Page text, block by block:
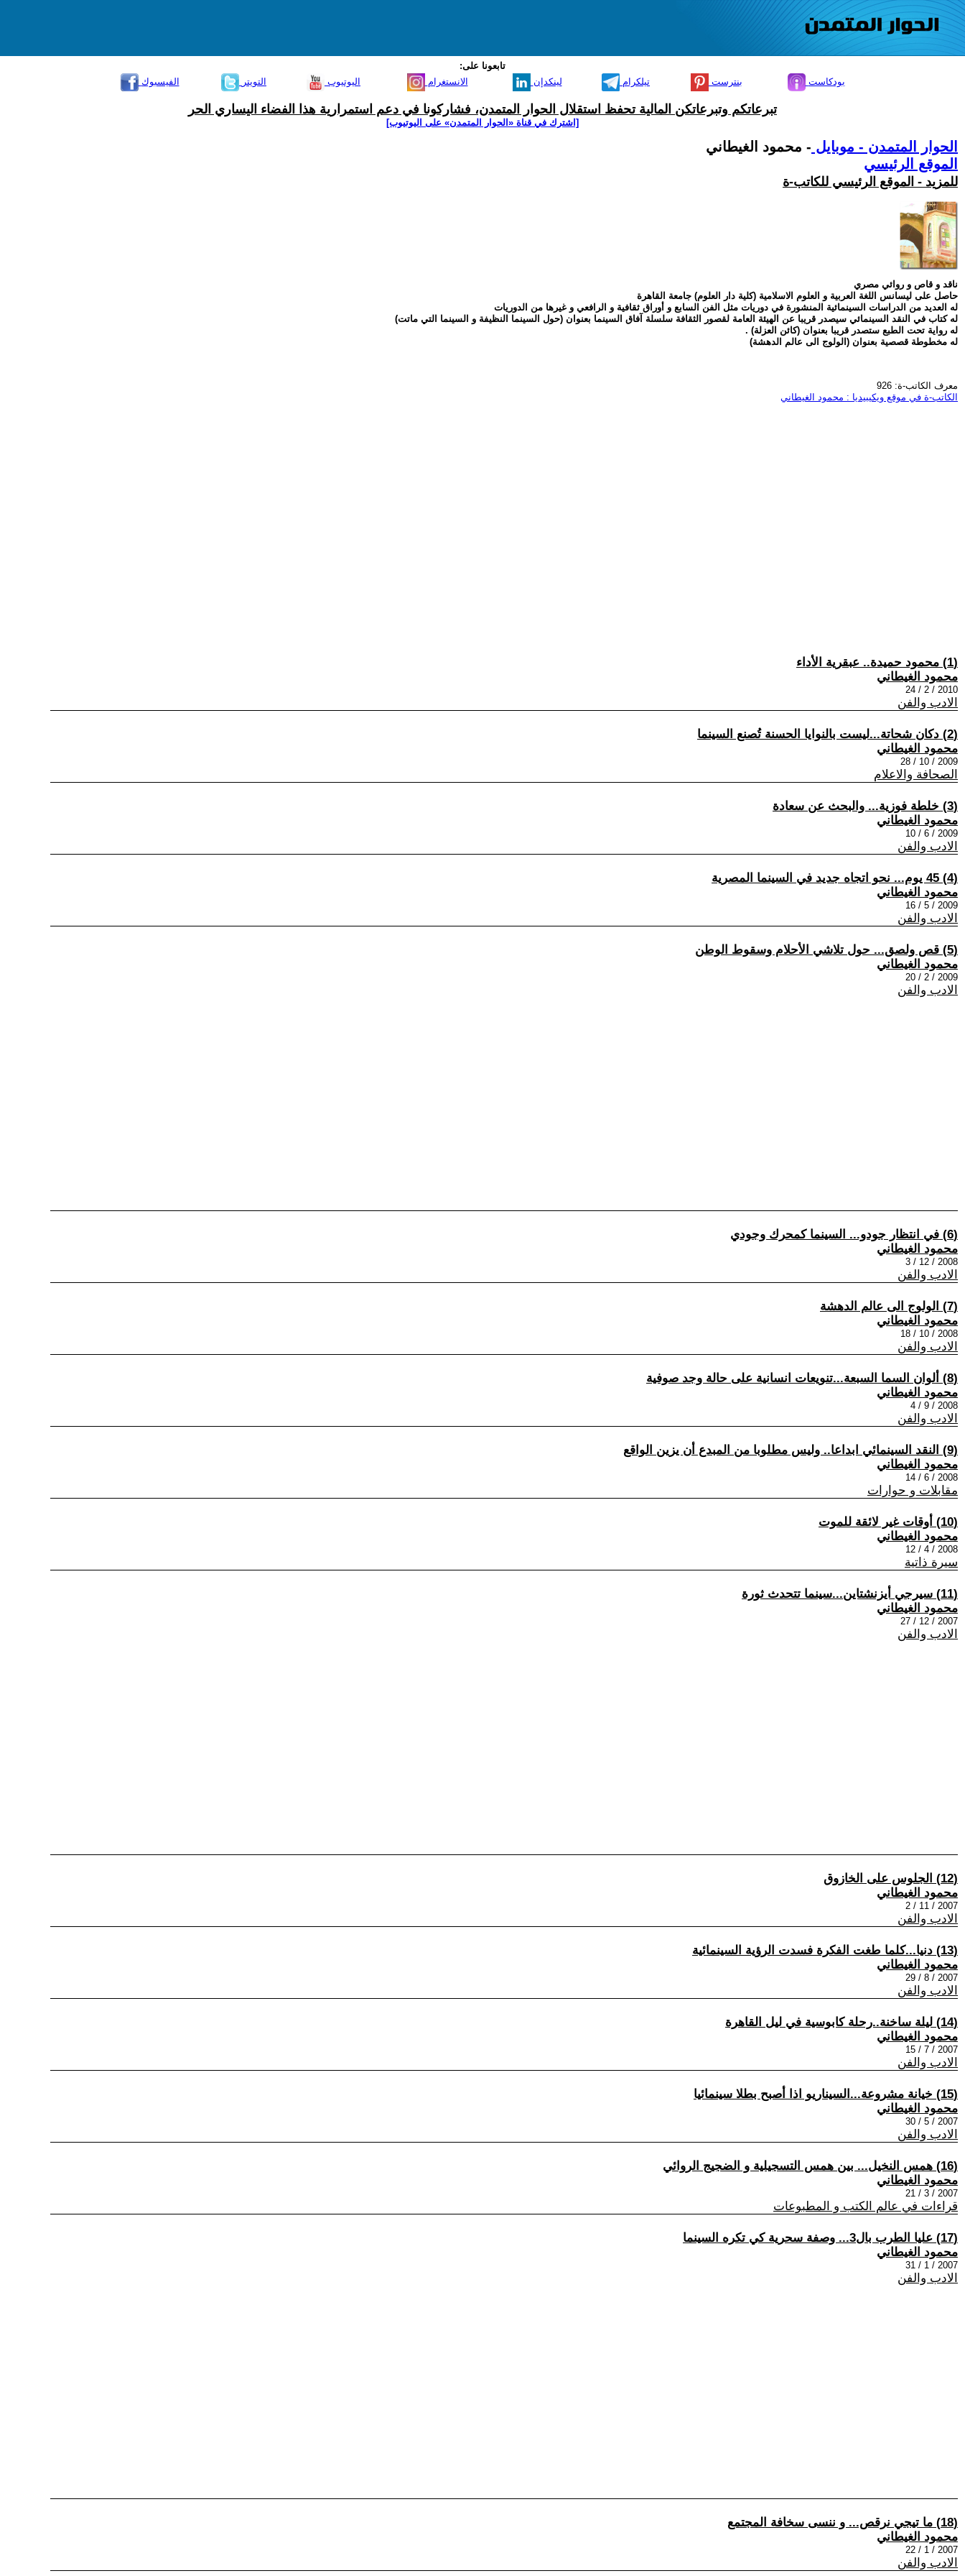
تابعونا على:
الفيسبوك
التويتر اليوتيوب الانستغرام لينكدإن تيلكرام بنترست بودكاست
تبرعاتكم وتبرعاتكن المالية تحفظ استقلال الحوار المتمدن، فشاركونا في دعم استمرارية هذا الفضاء اليساري الحر
[اشترك في قناة ‫«الحوار المتمدن» على اليوتيوب]
الحوار المتمدن - موبايل - محمود الغيطاني
الموقع الرئيسي
للمزيد - الموقع الرئيسي للكاتب-ة
ناقد و قاص و روائي مصري
حاصل على ليسانس اللغة العربية و العلوم الاسلامية (كلية دار العلوم) جامعة القاهرة
له العديد من الدراسات السينمائية المنشورة في دوريات مثل الفن السابع و أوراق ثقافية و الرافعي و غيرها من الدوريات
له كتاب في النقد السينمائي سيصدر قريبا عن الهيئة العامة لقصور الثقافة سلسلة آفاق السينما بعنوان (حول السينما النظيفة و السينما التي ماتت)
له رواية تحت الطبع ستصدر قريبا بعنوان (كائن العزلة) .
له مخطوطة قصصية بعنوان (الولوج الى عالم الدهشة)
معرف الكاتب-ة: 926
الكاتب-ة في موقع ويكيبيديا : محمود الغيطاني
(1) محمود حميدة.. عبقرية الأداء
محمود الغيطاني
2010 / 2 / 24
الادب والفن
(2) دكان شحاتة...ليست بالنوايا الحسنة تُصنع السينما
محمود الغيطاني
2009 / 10 / 28
الصحافة والاعلام
(3) خلطة فوزية... والبحث عن سعادة
محمود الغيطاني
2009 / 6 / 10
الادب والفن
(4) 45 يوم... نحو اتجاه جديد في السينما المصرية
محمود الغيطاني
2009 / 5 / 16
الادب والفن
(5) قص ولصق... حول تلاشي الأحلام وسقوط الوطن
محمود الغيطاني
2009 / 2 / 20
الادب والفن
(6) في انتظار جودو... السينما كمحرك وجودي
محمود الغيطاني
2008 / 12 / 3
الادب والفن
(7) الولوج الى عالم الدهشة
محمود الغيطاني
2008 / 10 / 18
الادب والفن
(8) ألوان السما السبعة...تنويعات انسانية على حالة وجد صوفية
محمود الغيطاني
2008 / 9 / 4
الادب والفن
(9) النقد السينمائي ابداعا.. وليس مطلوبا من المبدع أن يزين الواقع
محمود الغيطاني
2008 / 6 / 14
مقابلات و حوارات
(10) أوقات غير لائقة للموت
محمود الغيطاني
2008 / 4 / 12
سيرة ذاتية
(11) سيرجي أيزنشتاين...سينما تتحدث ثورة
محمود الغيطاني
2007 / 12 / 27
الادب والفن
(12) الجلوس على الخازوق
محمود الغيطاني
2007 / 11 / 2
الادب والفن
(13) دنيا...كلما طغت الفكرة فسدت الرؤية السينمائية
محمود الغيطاني
2007 / 8 / 29
الادب والفن
(14) ليلة ساخنة..رحلة كابوسية في ليل القاهرة
محمود الغيطاني
2007 / 7 / 15
الادب والفن
(15) خيانة مشروعة...السيناريو اذا أصبح بطلا سينمائيا
محمود الغيطاني
2007 / 5 / 30
الادب والفن
(16) همس النخيل... بين همس التسجيلية و الضجيج الروائي
محمود الغيطاني
2007 / 3 / 21
قراءات في عالم الكتب و المطبوعات
(17) عليا الطرب بال3... وصفة سحرية كي تكره السينما
محمود الغيطاني
2007 / 1 / 31
الادب والفن
(18) ما تيجي نرقص... و ننسى سخافة المجتمع
محمود الغيطاني
2007 / 1 / 22
الادب والفن